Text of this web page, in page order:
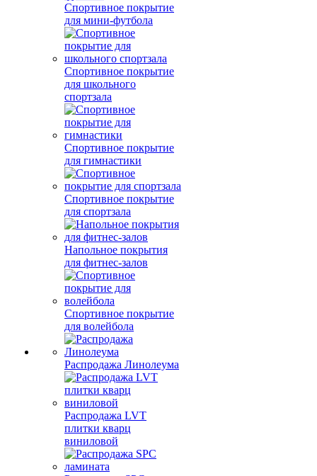
Спортивное покрытие
для мини-футбола
Спортивное покрытие
для школьного
спортзала
Спортивное покрытие
для гимнастики
Спортивное покрытие
для спортзала
Напольное покрытия
для фитнес-залов
Спортивное покрытие
для волейбола
Распродажа Линолеума
Распродажа LVT
плитки кварц
виниловой